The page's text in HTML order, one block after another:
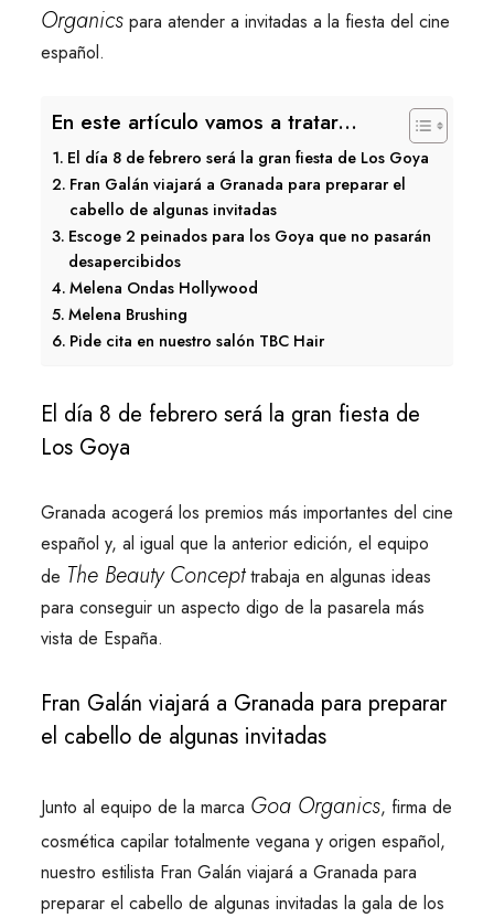
Organicspara atender a invitadas a la fiesta del cine
español.
En este artículo vamos a tratar...
El día 8 de febrero será la gran fiesta de Los Goya
Fran Galán viajará a Granada para preparar el
cabello de algunas invitadas
Escoge 2 peinados para los Goya que no pasarán
desapercibidos
Melena Ondas Hollywood
Melena Brushing
Pide cita en nuestro salón TBC Hair
El día 8 de febrero será la gran fiesta de
Los Goya
Granada acogerá los premios más importantes del cine
español y, al igual que la anterior edición, el equipo
de The Beauty Concepttrabaja en algunas ideas
para conseguir un aspecto digo de la pasarela más
vista de España.
Fran Galán viajará a Granada para preparar
el cabello de algunas invitadas
Junto al equipo de la marca Goa Organics, firma de
cosmética capilar totalmente vegana y origen español,
nuestro estilista Fran Galán viajará a Granada para
preparar el cabello de algunas invitadas la gala de los